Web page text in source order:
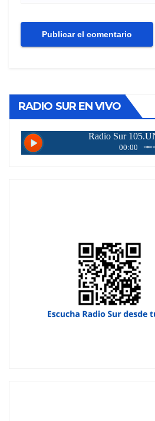
RADIO SUR EN VIVO